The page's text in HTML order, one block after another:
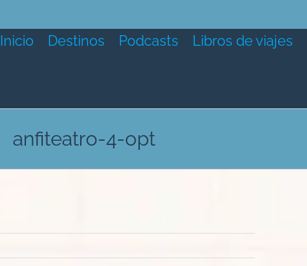
Inicio Destinos Podcasts Libros de viajes
anfiteatro-4-opt